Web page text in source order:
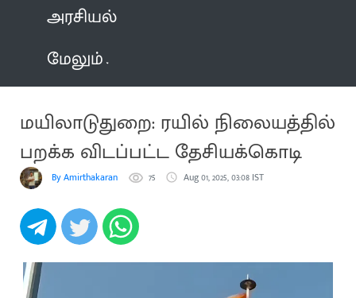
அரசியல்
மேலும்
மயிலாடுதுறை: ரயில் நிலையத்தில்
பறக்க விடப்பட்ட தேசியக்கொடி
By Amirthakaran 75 Aug 01, 2025, 03:08 IST